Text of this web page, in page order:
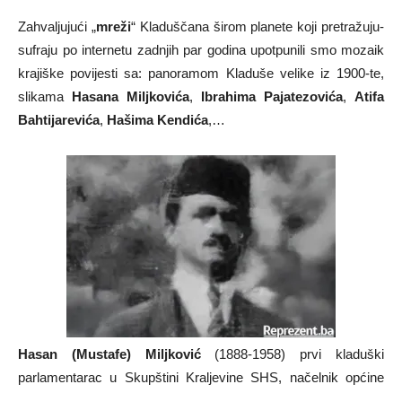
Zahvaljujući „mreži“ Kladuščana širom planete koji pretražuju-
sufraju po internetu zadnjih par godina upotpunili smo mozaik
krajiške povijesti sa: panoramom Kladuše velike iz 1900-te,
slikama Hasana Miljkovića, Ibrahima Pajatezovića, Atifa
Bahtijarevića, Hašima Kendića,…
Hasan (Mustafe) Miljković(1888-1958) prvi kladuški
parlamentarac u Skupštini Kraljevine SHS, načelnik općine